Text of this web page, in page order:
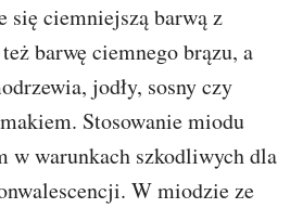
się ciemniejszą barwą z
barwę ciemnego brązu, a
jodły, sosny czy
Stosowanie miodu
w warunkach szkodliwych dla
W miodzie ze